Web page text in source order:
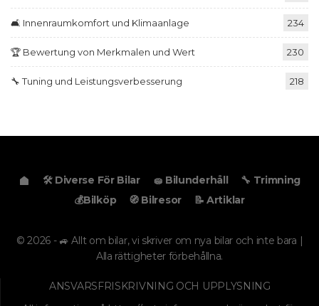
🛋️ Innenraumkomfort und Klimaanlage 234
🏆 Bewertung von Merkmalen und Wert 230
🔧 Tuning und Leistungsverbesserung 218
🛠️ Diverse För Bilar 🧽 Bilunderhåll
🔧 Trimning
💰Bilköp
🧭 Bilresor 📝 Artiklar
© 2026 - 🚙 Allt om bilar, vi skriver om nya bilar och inte bara |
Alla rättigheter förbehållna.
ANSVARSFRISKRIVNING OCH UPPLYSNING